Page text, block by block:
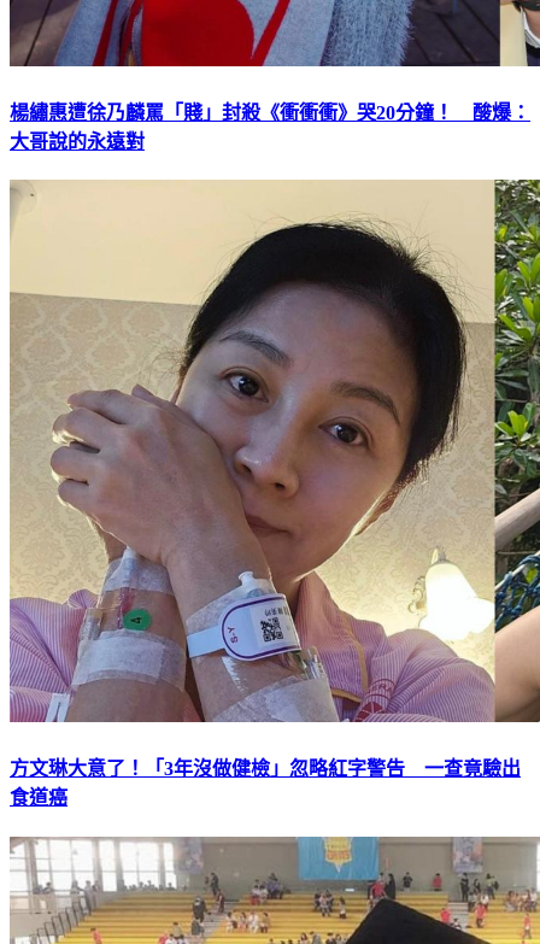
楊繡惠遭徐乃麟罵「賤」封殺《衝衝衝》哭20分鐘！ 酸爆：
大哥說的永遠對
方文琳大意了！「3年沒做健檢」忽略紅字警告 一查竟驗出
食道癌